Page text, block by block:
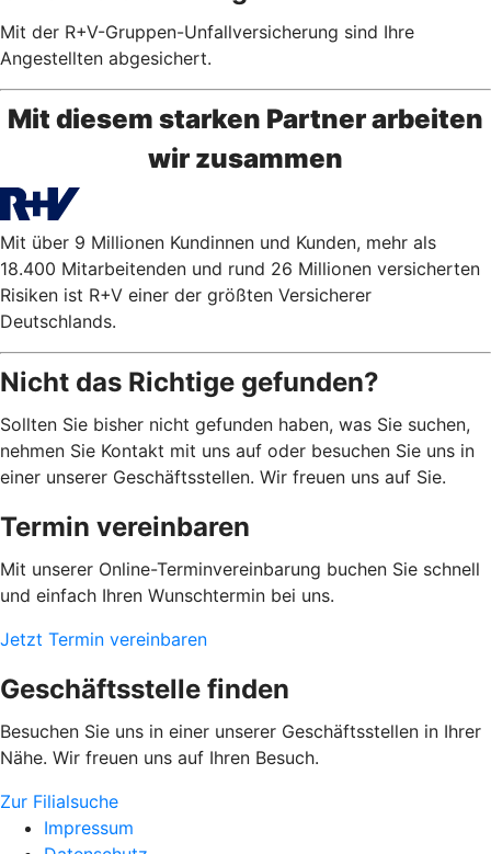
Mit der R+V-Gruppen-Unfallversicherung sind Ihre
Angestellten abgesichert.
Mit diesem starken Partner arbeiten
wir zusammen
Mit über 9 Millionen Kundinnen und Kunden, mehr als
18.400 Mitarbeitenden und rund 26 Millionen versicherten
Risiken ist R+V einer der größten Versicherer
Deutschlands.
Nicht das Richtige gefunden?
Sollten Sie bisher nicht gefunden haben, was Sie suchen,
nehmen Sie Kontakt mit uns auf oder besuchen Sie uns in
einer unserer Geschäftsstellen. Wir freuen uns auf Sie.
Termin vereinbaren
Mit unserer Online-Terminvereinbarung buchen Sie schnell
und einfach Ihren Wunschtermin bei uns.
Jetzt Termin vereinbaren
Geschäftsstelle finden
Besuchen Sie uns in einer unserer Geschäftsstellen in Ihrer
Nähe. Wir freuen uns auf Ihren Besuch.
Zur Filialsuche
Impressum